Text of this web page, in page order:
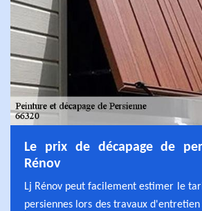
Le prix de décapage de
Rénov
Lj Rénov peut facilement estimer le
persiennes lors des travaux